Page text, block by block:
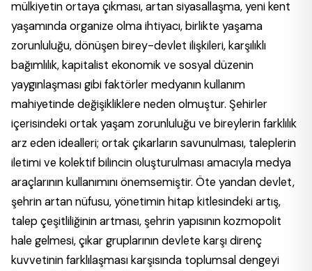
mülkiyetin ortaya çıkması, artan siyasallaşma, yeni kent
yaşamında organize olma ihtiyacı, birlikte yaşama
zorunluluğu, dönüşen birey-devlet ilişkileri, karşılıklı
bağımlılık, kapitalist ekonomik ve sosyal düzenin
yaygınlaşması gibi faktörler medyanın kullanım
mahiyetinde değişikliklere neden olmuştur. Şehirler
içerisindeki ortak yaşam zorunluluğu ve bireylerin farklılık
arz eden idealleri; ortak çıkarların savunulması, taleplerin
iletimi ve kolektif bilincin oluşturulması amacıyla medya
araçlarının kullanımını önemsemiştir. Öte yandan devlet,
şehrin artan nüfusu, yönetimin hitap kitlesindeki artış,
talep çeşitliliğinin artması, şehrin yapısının kozmopolit
hale gelmesi, çıkar gruplarının devlete karşı direnç
kuvvetinin farklılaşması karşısında toplumsal dengeyi